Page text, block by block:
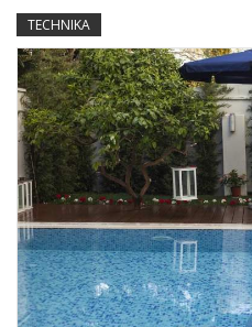
TECHNIKA